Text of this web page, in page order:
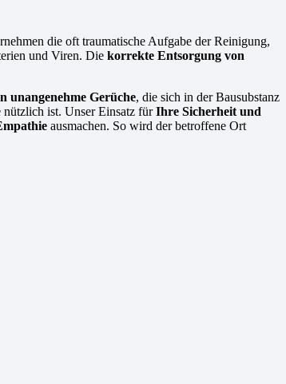
die oft traumatische Aufgabe der Reinigung,
und Viren. Die korrekte Entsorgung von
unangenehme Gerüche, die sich in der Bausubstanz
nützlich ist. Unser Einsatz fürIhre Sicherheit und
ausmachen. So wird der betroffene Ort